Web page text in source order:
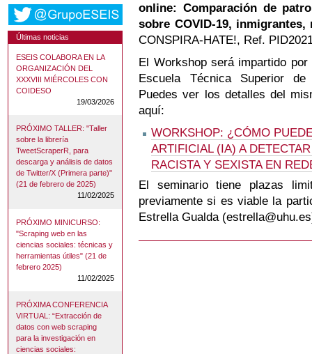
Últimas noticias
ESEIS COLABORA EN LA
ORGANIZACIÓN DEL
XXXVIII MIÉRCOLES CON
COIDESO
19/03/2026
PRÓXIMO TALLER: "Taller
sobre la librería
TweetScraperR, para
descarga y análisis de datos
de Twitter/X (Primera parte)"
(21 de febrero de 2025)
11/02/2025
PRÓXIMO MINICURSO:
"Scraping web en las
ciencias sociales: técnicas y
herramientas útiles" (21 de
febrero 2025)
11/02/2025
PRÓXIMA CONFERENCIA
VIRTUAL: “Extracción de
datos con web scraping
para la investigación en
ciencias sociales:
online: Comparación de
sobre COVID-19,
CONSPIRA-HATE!, Ref.
El Workshop será impartido
Escuela Técnica Superior
Puedes ver los detalles del
aquí:
WORKSHOP: ¿CÓMO
ARTIFICIAL (IA) A
RACISTA Y SEXISTA EN
El seminario tiene plazas
previamente si es viable la
Estrella Gualda